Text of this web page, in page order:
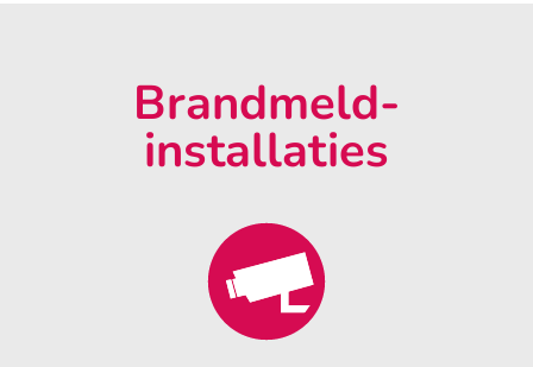
Brandmeld-
installaties